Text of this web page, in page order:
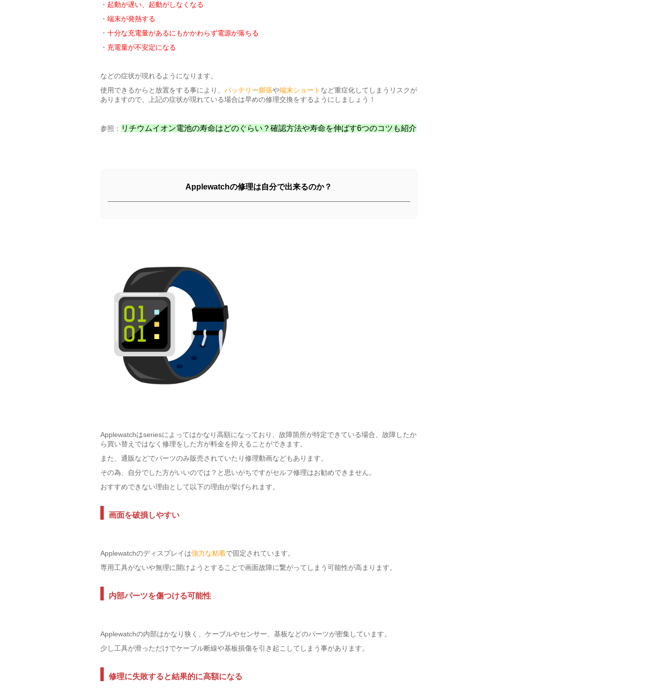
・ 起動が遅い、起動がしなくなる
・ 端末が発熱する
・ 十分な充電量があるにもかかわらず電源が落ちる
・ 充電量が不安定になる
などの症状が現れるようになります。
使用できるからと放置をする事により、 バッテリー膨張や端末ショート など重症化してしまうリスクが
ありますので、上記の症状が現れている場合は早めの修理交換をするようにしましょう！
参照： リチウムイオン電池の寿命はどのぐらい？確認方法や寿命を伸ばす6つのコツも紹介
Applewatchの修理は自分で出来るのか？
Applewatchはseriesによってはかなり高額になっており、故障箇所が特定できている場合、故障したか
ら買い替えではなく修理をした方が料金を抑えることができます。
また、通販などでパーツのみ販売されていたり修理動画などもあります。
その為、自分でした方がいいのでは？と思いがちですがセルフ修理はお勧めできません。
おすすめできない理由として以下の理由が挙げられます。
画面を破損しやすい
Applewatchのディスプレイは強力な粘着で固定されています。
専用工具がないや無理に開けようとすることで画面故障に繋がってしまう可能性が高まります。
内部パーツを傷つける可能性
Applewatchの内部はかなり狭く、ケーブルやセンサー、基板などのパーツが密集しています。
少し工具が滑っただけでケーブル断線や基板損傷を引き起こしてしまう事があります。
修理に失敗すると結果的に高額になる